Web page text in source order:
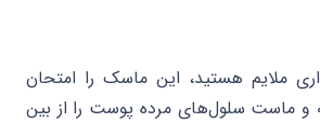
ملایم هستید، این ماسک را امتحان
و ماست سلول‌های مرده پوست را از بین